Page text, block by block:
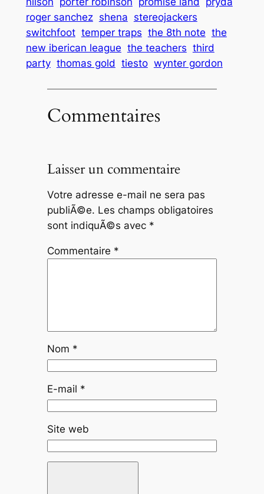
roger sanchez shena stereojackers
switchfoot temper traps the 8th note the
new iberican league the teachers third
party thomas gold tiesto wynter gordon
Commentaires
Laisser un commentaire
Votre adresse e-mail ne sera pas
publiÃ©e. Les champs obligatoires
sont indiquÃ©s avec *
Commentaire *
Nom *
E-mail *
Site web